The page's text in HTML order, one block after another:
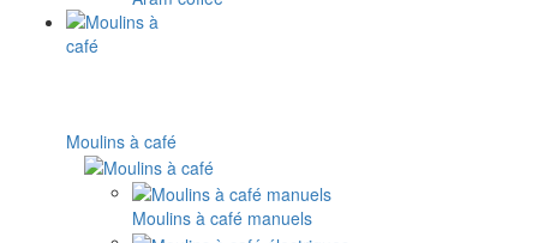
Moulins à café
Moulins à café manuels